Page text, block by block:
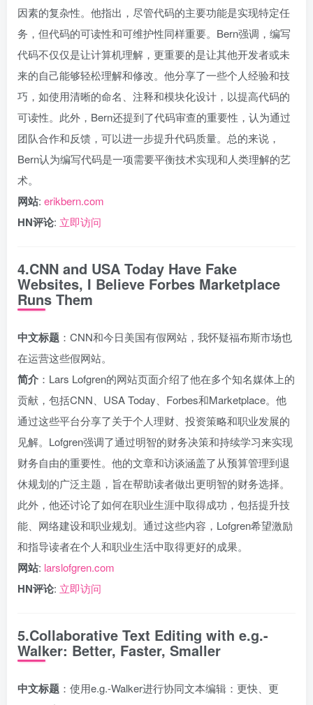
因素的复杂性。他指出，尽管代码的主要功能是实现特定任
务，但代码的可读性和可维护性同样重要。Bern强调，编写
代码不仅仅是让计算机理解，更重要的是让其他开发者或未
来的自己能够轻松理解和修改。他分享了一些个人经验和技
巧，如使用清晰的命名、注释和模块化设计，以提高代码的
可读性。此外，Bern还提到了代码审查的重要性，认为通过
团队合作和反馈，可以进一步提升代码质量。总的来说，
Bern认为编写代码是一项需要平衡技术实现和人类理解的艺
术。
网站: erikbern.com
HN评论: 立即访问
4.CNN and USA Today Have Fake
Websites, I Believe Forbes Marketplace
Runs Them
中文标题 ：CNN和今日美国有假网站，我怀疑福布斯市场也
在运营这些假网站。
简介 ：Lars Lofgren的网站页面介绍了他在多个知名媒体上的
贡献，包括CNN、USA Today、Forbes和Marketplace。他
通过这些平台分享了关于个人理财、投资策略和职业发展的
见解。Lofgren强调了通过明智的财务决策和持续学习来实现
财务自由的重要性。他的文章和访谈涵盖了从预算管理到退
休规划的广泛主题，旨在帮助读者做出更明智的财务选择。
此外，他还讨论了如何在职业生涯中取得成功，包括提升技
能、网络建设和职业规划。通过这些内容，Lofgren希望激励
和指导读者在个人和职业生活中取得更好的成果。
网站: larslofgren.com
HN评论: 立即访问
5.Collaborative Text Editing with e.g.-
Walker: Better, Faster, Smaller
中文标题 ：使用e.g.-Walker进行协同文本编辑：更快、更